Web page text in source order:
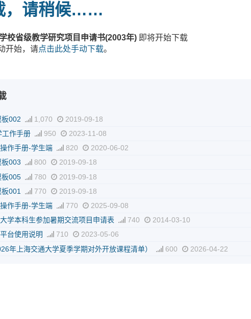
，请稍候……
校省级教学研究项目申请书(2003年) 即将开始下载
开始，请点击此处手动下载。
002 1,070
2019-09-18
工作手册
950
2023-11-08
作手册-学生端
820
2020-06-02
003
800
2019-09-18
板005
780
2019-09-18
001
770
2019-09-18
作手册-学生端
770
2025-09-08
学本科生参加暑期交流项目申请表
740
2014-03-10
台使用说明
710
2023-05-06
年上海交通大学夏季学期对外开放课程清单）
600 2026-04-22